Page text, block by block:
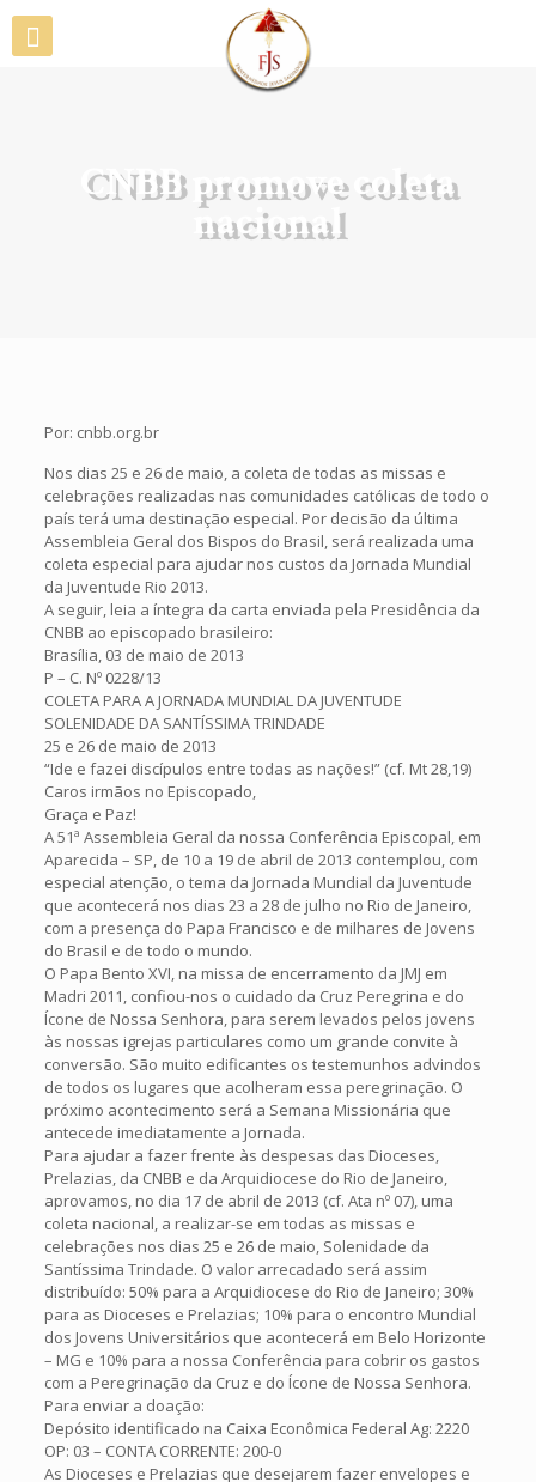
CNBB promove coleta
nacional
Por: cnbb.org.br
Nos dias 25 e 26 de maio, a coleta de todas as missas e
celebrações realizadas nas comunidades católicas de todo o
país terá uma destinação especial. Por decisão da última
Assembleia Geral dos Bispos do Brasil, será realizada uma
coleta especial para ajudar nos custos da Jornada Mundial
da Juventude Rio 2013.
A seguir, leia a íntegra da carta enviada pela Presidência da
CNBB ao episcopado brasileiro:
Brasília, 03 de maio de 2013
P – C. Nº 0228/13
COLETA PARA A JORNADA MUNDIAL DA JUVENTUDE
SOLENIDADE DA SANTÍSSIMA TRINDADE
25 e 26 de maio de 2013
“Ide e fazei discípulos entre todas as nações!” (cf. Mt 28,19)
Caros irmãos no Episcopado,
Graça e Paz!
A 51ª Assembleia Geral da nossa Conferência Episcopal, em
Aparecida – SP, de 10 a 19 de abril de 2013 contemplou, com
especial atenção, o tema da Jornada Mundial da Juventude
que acontecerá nos dias 23 a 28 de julho no Rio de Janeiro,
com a presença do Papa Francisco e de milhares de Jovens
do Brasil e de todo o mundo.
O Papa Bento XVI, na missa de encerramento da JMJ em
Madri 2011, confiou-nos o cuidado da Cruz Peregrina e do
Ícone de Nossa Senhora, para serem levados pelos jovens
às nossas igrejas particulares como um grande convite à
conversão. São muito edificantes os testemunhos advindos
de todos os lugares que acolheram essa peregrinação. O
próximo acontecimento será a Semana Missionária que
antecede imediatamente a Jornada.
Para ajudar a fazer frente às despesas das Dioceses,
Prelazias, da CNBB e da Arquidiocese do Rio de Janeiro,
aprovamos, no dia 17 de abril de 2013 (cf. Ata nº 07), uma
coleta nacional, a realizar-se em todas as missas e
celebrações nos dias 25 e 26 de maio, Solenidade da
Santíssima Trindade. O valor arrecadado será assim
distribuído: 50% para a Arquidiocese do Rio de Janeiro; 30%
para as Dioceses e Prelazias; 10% para o encontro Mundial
dos Jovens Universitários que acontecerá em Belo Horizonte
– MG e 10% para a nossa Conferência para cobrir os gastos
com a Peregrinação da Cruz e do Ícone de Nossa Senhora.
Para enviar a doação:
Depósito identificado na Caixa Econômica Federal Ag: 2220
OP: 03 – CONTA CORRENTE: 200-0
As Dioceses e Prelazias que desejarem fazer envelopes e